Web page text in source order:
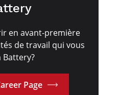
en avant-première
de travail qui vous
Battery?
Page